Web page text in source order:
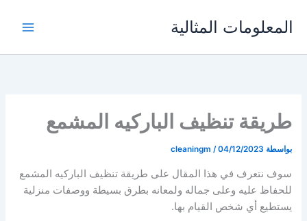
المعلومات المثالية
طريقة تنظيف الباركيه المشمع
بواسطة cleaningm /04/12/2023
سوف نتعرف في هذا المقال على طريقة تنظيف الباركيه المشمع
للحفاظ عليه وعلى جماله ولمعانه بطرق بسيطة ووصفات منزلية
يستطيع أي شخص القيام بها.